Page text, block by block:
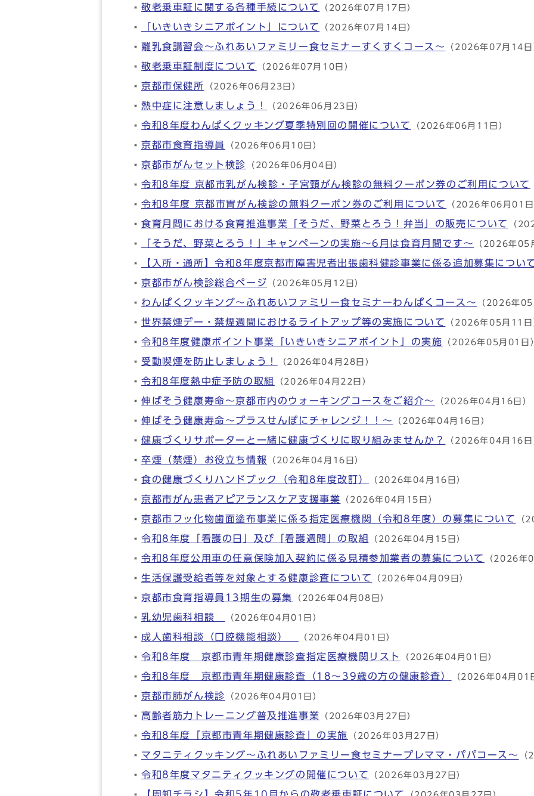
敬老乗車証に関する各種手続について （2026年07月17日）
「いきいきシニアポイント」について （2026年07月14日）
離乳食講習会～ふれあいファミリー食セミナーすくすくコース～ （2026年07月14日
敬老乗車証制度について （2026年07月10日）
京都市保健所 （2026年06月23日）
熱中症に注意しましょう！ （2026年06月23日）
令和8年度わんぱくクッキング夏季特別回の開催について （2026年06月11日）
京都市食育指導員 （2026年06月10日）
京都市がんセット検診 （2026年06月04日）
令和8年度 京都市乳がん検診・子宮頸がん検診の無料クーポン券のご利用について
令和8年度 京都市胃がん検診の無料クーポン券のご利用について （2026年06月01
食育月間における食育推進事業「そうだ、野菜とろう！弁当」の販売について （
「そうだ、野菜とろう！」キャンペーンの実施～6月は食育月間です～ （2026年05
【入所・通所】令和8年度京都市障害児者出張歯科健診事業に係る追加募集につい
京都市がん検診総合ページ （2026年05月12日）
わんぱくクッキング～ふれあいファミリー食セミナーわんぱくコース～ （2026年
世界禁煙デー・禁煙週間におけるライトアップ等の実施について （2026年05月11日
令和8年度健康ポイント事業「いきいきシニアポイント」の実施 （2026年05月01日
受動喫煙を防止しましょう！ （2026年04月28日）
令和8年度熱中症予防の取組 （2026年04月22日）
伸ばそう健康寿命～京都市内のウォーキングコースをご紹介～ （2026年04月16日）
伸ばそう健康寿命～プラスせんぽにチャレンジ！！～ （2026年04月16日）
健康づくりサポーターと一緒に健康づくりに取り組みませんか？ （2026年04月16日
卒煙（禁煙）お役立ち情報 （2026年04月16日）
食の健康づくりハンドブック（令和8年度改訂） （2026年04月16日）
京都市がん患者アピアランスケア支援事業 （2026年04月15日）
京都市フッ化物歯面塗布事業に係る指定医療機関（令和8年度）の募集について （
令和8年度「看護の日」及び「看護週間」の取組 （2026年04月15日）
令和8年度公用車の任意保険加入契約に係る見積参加業者の募集について （2026年
生活保護受給者等を対象とする健康診査について （2026年04月09日）
京都市食育指導員13期生の募集 （2026年04月08日）
乳幼児歯科相談 （2026年04月01日）
成人歯科相談（口腔機能相談） （2026年04月01日）
令和8年度 京都市青年期健康診査指定医療機関リスト （2026年04月01日）
令和8年度 京都市青年期健康診査（18～39歳の方の健康診査） （2026年04月01
京都市肺がん検診 （2026年04月01日）
高齢者筋力トレーニング普及推進事業 （2026年03月27日）
令和8年度「京都市青年期健康診査」の実施 （2026年03月27日）
マタニティクッキング～ふれあいファミリー食セミナープレママ・パパコース～
令和8年度マタニティクッキングの開催について （2026年03月27日）